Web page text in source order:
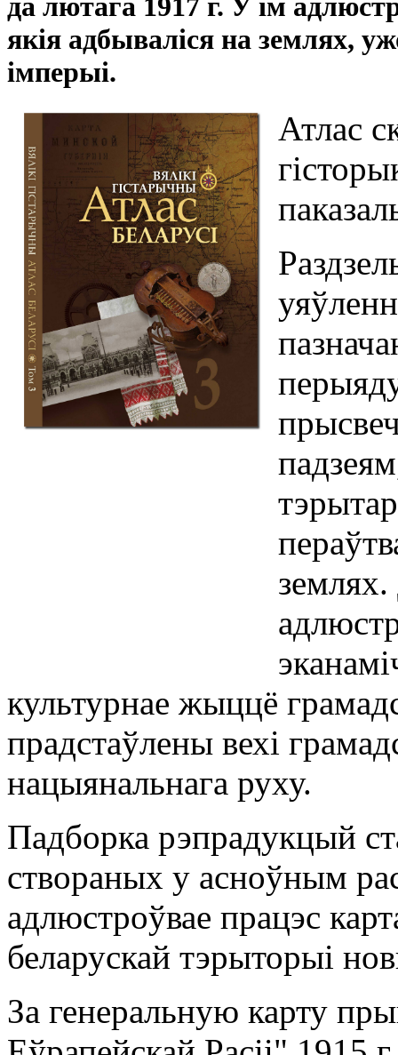
да лютага 1917 г. У ім
якія адбываліся на землях,
імперыі.
Атлас
культурнае жыццё
прадстаўлены вехі
нацыянальнага руху.
Падборка рэпрадукцый
створаных у асноўным
адлюстроўвае працэс
беларускай тэрыторыі
За генеральную карту